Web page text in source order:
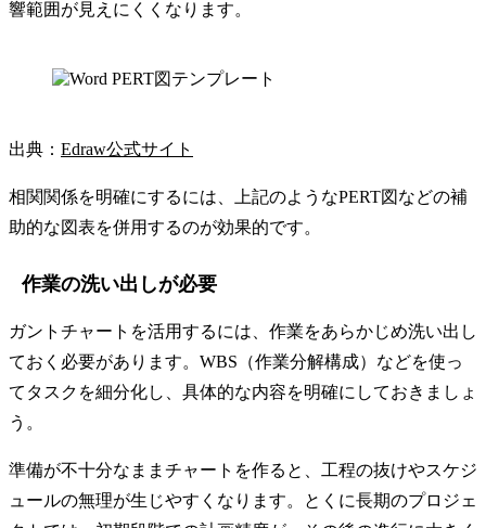
響範囲が見えにくくなります。
出典： Edraw公式サイト
相関関係を明確にするには、上記のようなPERT図などの補
助的な図表を併用するのが効果的です。
作業の洗い出しが必要
ガントチャートを活用するには、作業をあらかじめ洗い出し
ておく必要があります。WBS（作業分解構成）などを使っ
てタスクを細分化し、具体的な内容を明確にしておきましょ
う。
準備が不十分なままチャートを作ると、工程の抜けやスケジ
ュールの無理が生じやすくなります。とくに長期のプロジェ